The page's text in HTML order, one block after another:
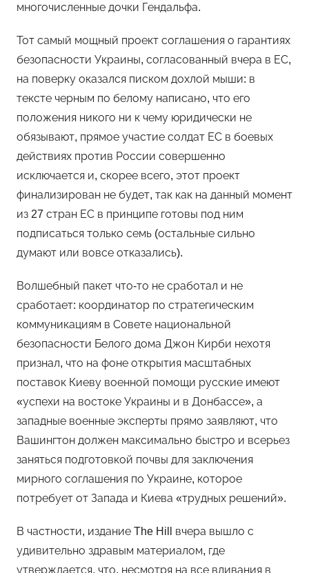
многочисленные дочки Гендальфа.
Тот самый мощный проект соглашения о гарантиях
безопасности Украины, согласованный вчера в ЕС,
на поверку оказался писком дохлой мыши: в
тексте черным по белому написано, что его
положения никого ни к чему юридически не
обязывают, прямое участие солдат ЕС в боевых
действиях против России совершенно
исключается и, скорее всего, этот проект
финализирован не будет, так как на данный момент
из 27 стран ЕС в принципе готовы под ним
подписаться только семь (остальные сильно
думают или вовсе отказались).
Волшебный пакет что-то не сработал и не
сработает: координатор по стратегическим
коммуникациям в Совете национальной
безопасности Белого дома Джон Кирби нехотя
признал, что на фоне открытия масштабных
поставок Киеву военной помощи русские имеют
«успехи на востоке Украины и в Донбассе», а
западные военные эксперты прямо заявляют, что
Вашингтон должен максимально быстро и всерьез
заняться подготовкой почвы для заключения
мирного соглашения по Украине, которое
потребует от Запада и Киева «трудных решений».
В частности, издание The Hill вчера вышло с
удивительно здравым материалом, где
утверждается, что, несмотря на все вливания в